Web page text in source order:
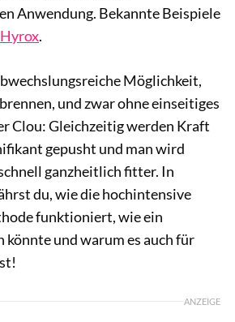
Anwendung. Bekannte Beispiele
Hyrox.
Möglichkeit,
und zwar ohne einseitiges
Clou: Gleichzeitig werden Kraft
gepusht und man wird
ganzheitlich fitter. In
du, wie die hochintensive
funktioniert, wie ein
könnte und warum es auch für
ANZEIGE